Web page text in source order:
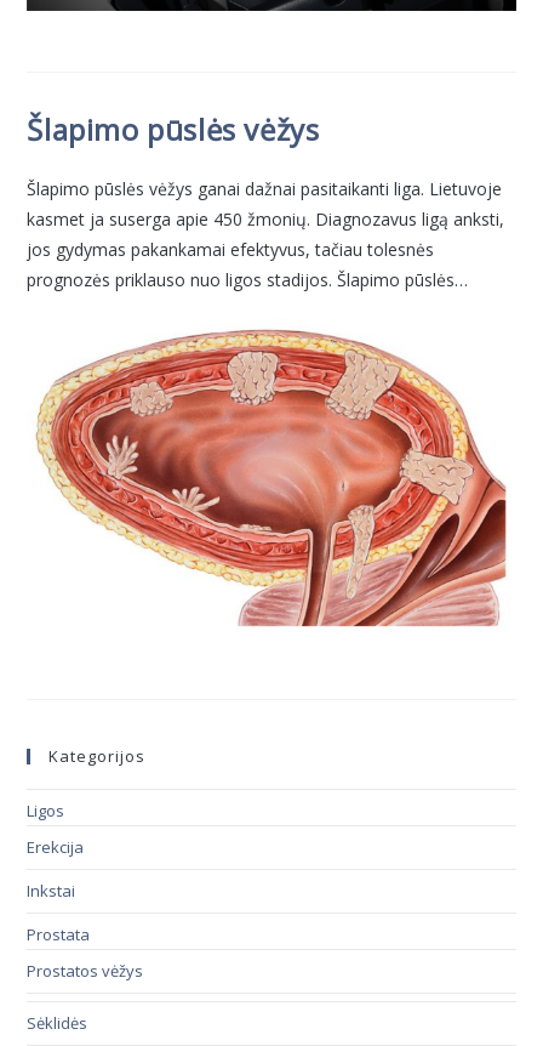
Šlapimo pūslės vėžys
Šlapimo pūslės vėžys ganai dažnai pasitaikanti liga. Lietuvoje
kasmet ja suserga apie 450 žmonių. Diagnozavus ligą anksti,
jos gydymas pakankamai efektyvus, tačiau tolesnės
prognozės priklauso nuo ligos stadijos. Šlapimo pūslės…
Kategorijos
Ligos
Erekcija
Inkstai
Prostata
Prostatos vėžys
Sėklidės